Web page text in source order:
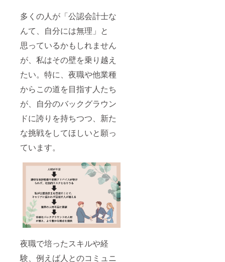
多くの人が「公認会計士な
んて、自分には無理」と
思っているかもしれません
が、私はその壁を乗り越え
たい。特に、夜職や他業種
からこの道を目指す人たち
が、自分のバックグラウン
ドに誇りを持ちつつ、新た
な挑戦をしてほしいと願っ
ています。
夜職で培ったスキルや経
験、例えば人とのコミュニ